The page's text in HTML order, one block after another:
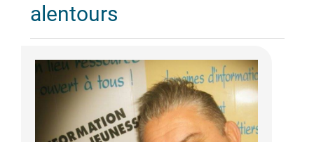
alentours